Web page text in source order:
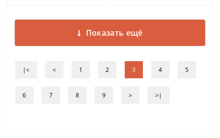
Показать ещё
|< < 1 2 3 4 5
6 7 8 9 > >|